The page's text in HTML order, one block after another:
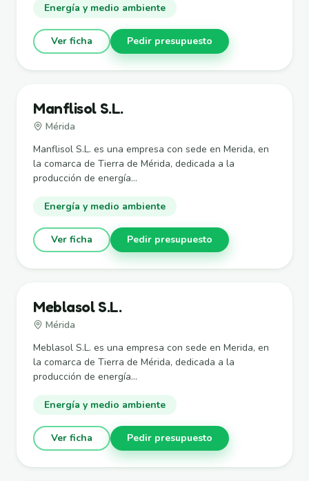
Energía y medio ambiente
Ver ficha Pedir presupuesto
Manflisol S.L.
Mérida
Manflisol S.L. es una empresa con sede en Merida, en
la comarca de Tierra de Mérida, dedicada a la
producción de energía...
Energía y medio ambiente
Ver ficha Pedir presupuesto
Meblasol S.L.
Mérida
Meblasol S.L. es una empresa con sede en Merida, en
la comarca de Tierra de Mérida, dedicada a la
producción de energía...
Energía y medio ambiente
Ver ficha Pedir presupuesto